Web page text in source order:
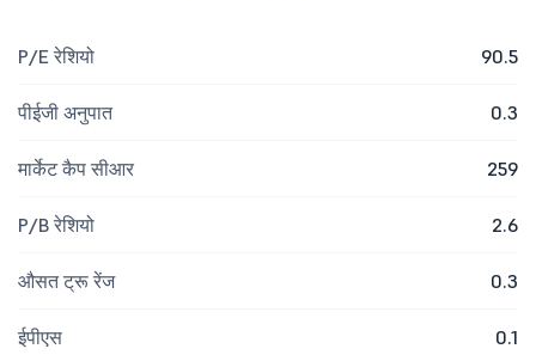
P/E रेशियो 90.5
पीईजी अनुपात 0.3
मार्केट कैप सीआर 259
P/B रेशियो 2.6
औसत ट्रू रेंज 0.3
ईपीएस 0.1